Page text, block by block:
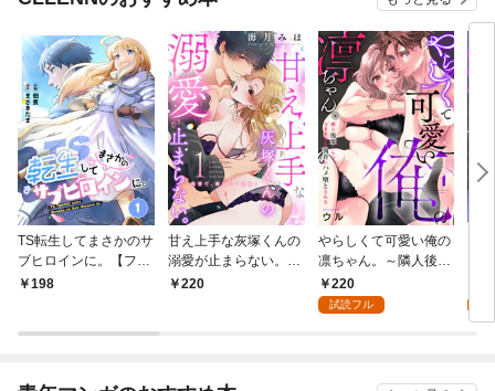
TS転生してまさかのサ
ブヒロインに。【フル
カラー】(1)
198
甘え上手な灰塚くんの
溺愛が止まらない。純
情で、健気で…絶倫！
220
やらしくて可愛い俺の
凛ちゃん。～隣人後輩
くんのイキすぎた執着
にハメ堕とされる～(1)
220
試読フル
ま
～